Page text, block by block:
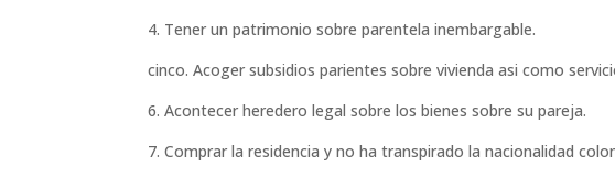
4. Tener un patrimonio sobre parentela inembargable.
cinco. Acoger subsidios parientes sobre vivienda asi­ como
6. Acontecer heredero legal sobre los bienes sobre su pareja.
7. Comprar la residencia y no ha transpirado la nacionalidad